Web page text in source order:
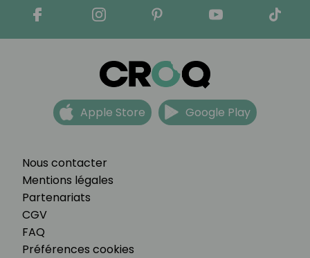
Nous contacter
Mentions légales
Partenariats
CGV
FAQ
Préférences cookies
Apple Store Google Play